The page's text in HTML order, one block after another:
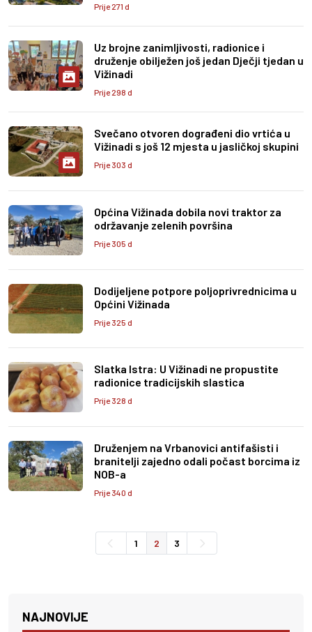
Prije 271 d
Uz brojne zanimljivosti, radionice i
druženje obilježen još jedan Dječji tjedan u
Vižinadi
Prije 298 d
Svečano otvoren dograđeni dio vrtića u
Vižinadi s još 12 mjesta u jasličkoj skupini
Prije 303 d
Općina Vižinada dobila novi traktor za
održavanje zelenih površina
Prije 305 d
Dodijeljene potpore poljoprivrednicima u
Općini Vižinada
Prije 325 d
Slatka Istra: U Vižinadi ne propustite
radionice tradicijskih slastica
Prije 328 d
Druženjem na Vrbanovici antifašisti i
branitelji zajedno odali počast borcima iz
NOB-a
Prije 340 d
1 2 3
NAJNOVIJE